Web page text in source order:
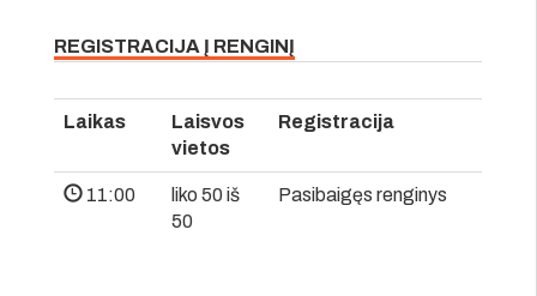
REGISTRACIJA Į RENGINĮ
Laikas
Laisvos
vietos
Registracija
11:00
liko 50 iš
50
Pasibaigęs renginys